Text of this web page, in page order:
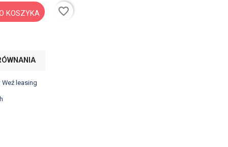
KOSZYKA
favorite_border
leasing